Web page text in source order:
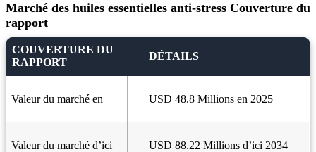
Marché des huiles essentielles anti-stress Couverture du
rapport
COUVERTURE DU
RAPPORT
DÉTAILS
Valeur du marché en USD 48.8 Millions en 2025
Valeur du marché d’ici USD 88.22 Millions d’ici 2034